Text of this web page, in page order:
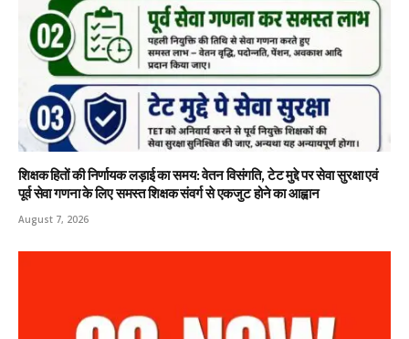
शिक्षक हितों की निर्णायक लड़ाई का समय: वेतन विसंगति, टेट मुद्दे पर सेवा सुरक्षा एवं
पूर्व सेवा गणना के लिए समस्त शिक्षक संवर्ग से एकजुट होने का आह्वान
August 7, 2026